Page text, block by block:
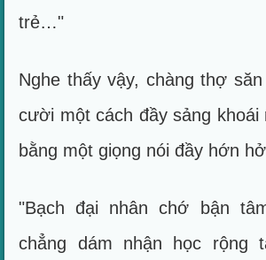
trẻ…"
Nghe thấy vậy, chàng thợ
cười một cách đầy sảng khoái
bằng một giọng nói đầy hớn
"Bạch đại nhân chớ bận
chẳng dám nhận học rộng